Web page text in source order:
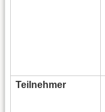
Teilnehmer